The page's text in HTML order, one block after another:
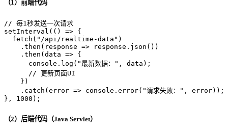
（1）前端代码
// 每1秒发送一次请求
setInterval ( () => {
fetch ( "/api/realtime-data" )
    .
then ( response => response. json ())
    .
then ( data => {
console . log ( "最新数据：" , data);
// 更新页面UI
    })
    .
catch ( error => console . error( "请求失败：" , error));
}, 1000 );
（2）后端代码（Java Servlet）